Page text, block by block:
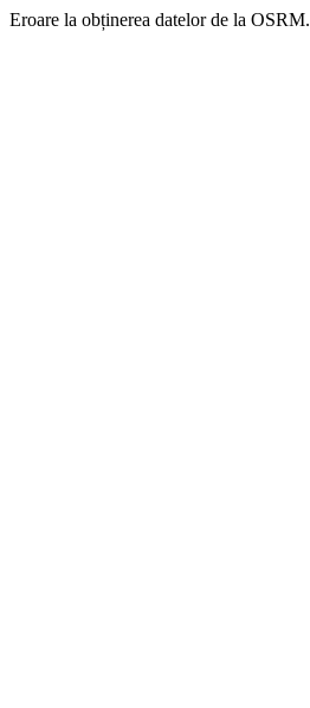
Eroare la obținerea datelor de la OSRM.